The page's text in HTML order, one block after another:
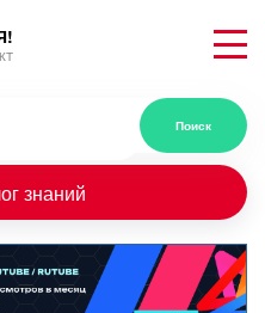
знаний